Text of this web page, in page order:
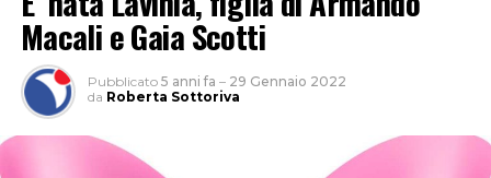
Macali e Gaia Scotti
Pubblicato 5 anni fa – 29 Gennaio 2022
da Roberta Sottoriva